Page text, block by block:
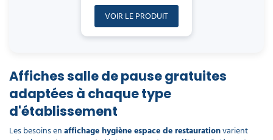
VOIR LE PRODUIT
Affiches salle de pause gratuites
adaptées à chaque type
d'établissement
Les besoins enaffichage hygiène espace de restaurationvarient